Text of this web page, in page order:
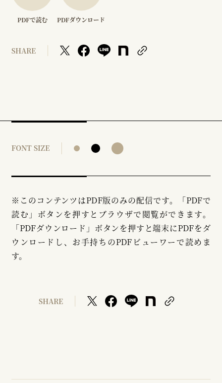
PDFで読む PDFダウンロード
SHARE
FONT SIZE
※このコンテンツはPDF版のみの配信です。「PDFで
読む」ボタンを押すとブラウザで閲覧ができます。
「PDFダウンロード」ボタンを押すと端末にPDFをダ
ウンロードし、お手持ちのPDFビューワーで読めま
す。
SHARE